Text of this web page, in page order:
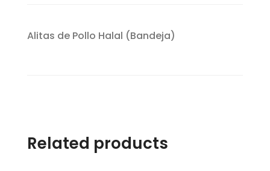
Alitas de Pollo Halal (Bandeja)
Related products